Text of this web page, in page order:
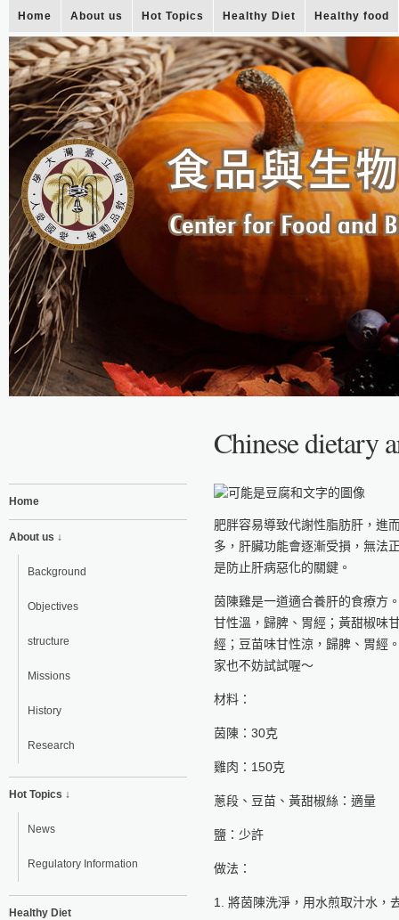
Home About us Hot Topics Healthy Diet Healthy food
Chinese dietary
Home
About us ↓
Background
Objectives
structure
Missions
History
Research
Hot Topics ↓
News
Regulatory Information
Healthy Diet
肥胖容易導致代謝性脂肪肝，進
多，肝臟功能會逐漸受損，無法
是防止肝病惡化的關鍵。
茵陳雞是一道適合養肝的食療方
甘性溫，歸脾、胃經；黃甜椒味
經；豆苗味甘性涼，歸脾、胃經
家也不妨試試喔～
材料：
茵陳：30克
雞肉：150克
蔥段、豆苗、黃甜椒絲：適量
鹽：少許
做法：
1. 將茵陳洗淨，用水煎取汁水，